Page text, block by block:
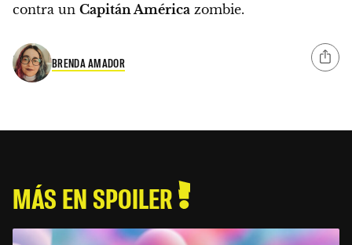
contra un Capitán América zombie.
BRENDA AMADOR
MÁS EN SPOILER